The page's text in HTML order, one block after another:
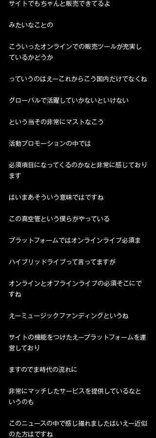
サイトでもちゃんと販売できてるよ
みたいなことの
こういったオンラインでの販売ツールが充実し
ているかどうか
っていうのはえーこれからこう国内だけでなくね
グローバルで活躍していかないといけない
という当その非常にマストなこう
活動プロモーションの中では
必須項目になってくるのかなと非常に感じており
ます
はいまあそういう意味ではですね
この真空管という僕らがやっている
プラットフォームではオンラインライブ必須ま
ハイブリッドライブって言ってますが
オンラインとオフラインライブの必須そこにで
すね
えーミュージックファンディングというね
サイトの機能をつけたえープラットフォームを運
営しており
ますのでま時代の流れに
非常にマッチしたサービスを提供しているなと
いうのも
このニュースの中で感じ撮れましたはいえー近似
のた方はですね